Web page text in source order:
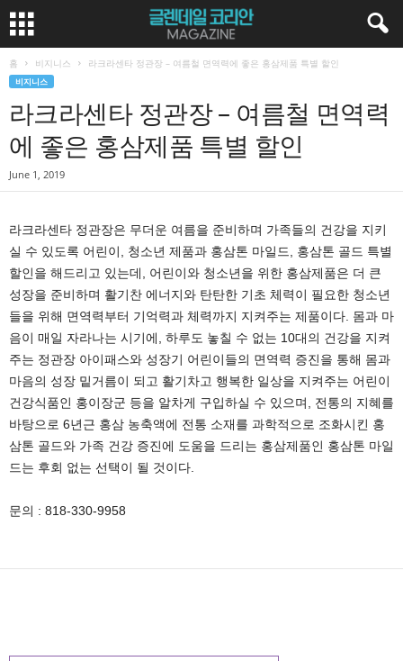
홈 비지니스 라크라센타 정관장 – 여름철 면역력에 좋은 홍삼제품 특별 할인
비지니스
라크라센타 정관장 – 여름철 면역력
에 좋은 홍삼제품 특별 할인
June 1, 2019
라크라센타 정관장은 무더운 여름을 준비하며 가족들의 건강을 지키
실 수 있도록 어린이, 청소년 제품과 홍삼톤 마일드, 홍삼톤 골드 특별
할인을 해드리고 있는데, 어린이와 청소년을 위한 홍삼제품은 더 큰
성장을 준비하며 활기찬 에너지와 탄탄한 기초 체력이 필요한 청소년
들을 위해 면역력부터 기억력과 체력까지 지켜주는 제품이다. 몸과 마
음이 매일 자라나는 시기에, 하루도 놓칠 수 없는 10대의 건강을 지켜
주는 정관장 아이패스와 성장기 어린이들의 면역력 증진을 통해 몸과
마음의 성장 밑거름이 되고 활기차고 행복한 일상을 지켜주는 어린이
건강식품인 홍이장군 등을 알차게 구입하실 수 있으며, 전통의 지혜를
바탕으로 6년근 홍삼 농축액에 전통 소재를 과학적으로 조화시킨 홍
삼톤 골드와 가족 건강 증진에 도움을 드리는 홍삼제품인 홍삼톤 마일
드는 후회 없는 선택이 될 것이다.
문의 : 818-330-9958